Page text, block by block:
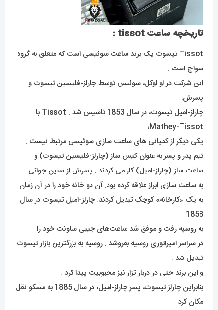
تاریخچه ساعت tissot :
Tissot تیسوت یک برند ساعت سوئیسی است که متعلق به گروه
سواچ است .
این شرکت در لو لوکل، سوئیس توسط چارلز-فلیسین تیسوت و
پسرش،
چارلز-امیل تیسوت، در سال 1853 تاسیس شد . Tissot با
Mathey-Tissot،
یکی دیگر از کمپانی های ساعت سازی سوئیسی مرتبط نیست .
تیم پدر و پسر به عنوان کیس ساز (چارلز-فلیسین تیسوت) و
ساعت ساز (چارلز-امیل) کار می کردند . پسرش از سنین جوانی
به ساعت سازی ابراز علاقه کرده بود. آن دو خانه خود را در آن زمان
به یک «کارخانه» کوچک تبدیل کردند. چارلز-امیل تیسوت در سال
1858
به روسیه رفت و موفق شد ساعت‌های جیبی ساونت خود را
در سراسر امپراتوری روسیه بفروشد . روسیه به بزرگترین بازار تیسوت
تبدیل شد .
و این برند حتی در دربار تزار نیز محبوبیت پیدا کرد .
بنابراین چارلز تیسوت، پسر چارلز-امیل، در سال 1885 به مسکو نقل
مکان کرد